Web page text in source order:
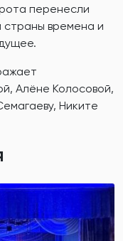
перенесли
времена и
Алёне Колосовой,
Никите